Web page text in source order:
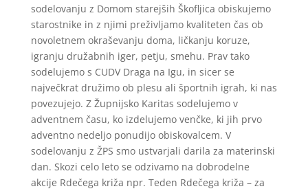
sodelovanju z Domom starejših Škofljica obiskujemo
starostnike in z njimi preživljamo kvaliteten čas ob
novoletnem okraševanju doma, ličkanju koruze,
igranju družabnih iger, petju, smehu. Prav tako
sodelujemo s CUDV Draga na Igu, in sicer se
največkrat družimo ob plesu ali športnih igrah, ki nas
povezujejo. Z Župnijsko Karitas sodelujemo v
adventnem času, ko izdelujemo venčke, ki jih prvo
adventno nedeljo ponudijo obiskovalcem. V
sodelovanju z ŽPS smo ustvarjali darila za materinski
dan. Skozi celo leto se odzivamo na dobrodelne
akcije Rdečega križa npr. Teden Rdečega križa – za